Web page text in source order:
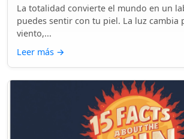
La totalidad convierte el mundo en un
puedes sentir con tu piel. La luz cambia
viento,...
Leer más →